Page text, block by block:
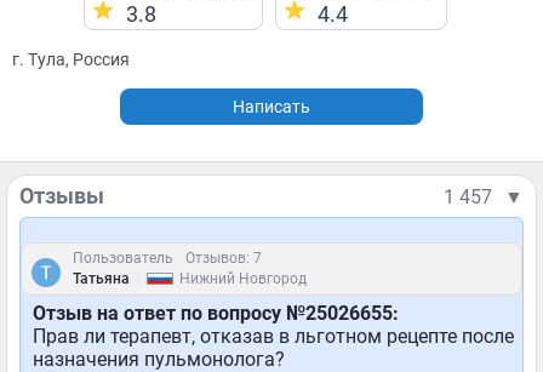
3.8
4.4
г. Тула, Россия
Написать
Отзывы 1 457 ▼
Пользователь
Отзывов: 7
Татьяна
Нижний Новгород
Отзыв на ответ по вопросу №25026655:
Прав ли терапевт, отказав в льготном рецепте после
назначения пульмонолога?